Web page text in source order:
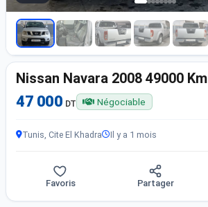
Nissan Navara 2008 49000 Km
47 000 DT Négociable
Tunis, Cite El Khadra Il y a 1 mois
Favoris Partager